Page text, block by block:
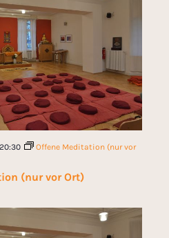
(nur vor Ort)
20:30
Offene Meditation (nur vor